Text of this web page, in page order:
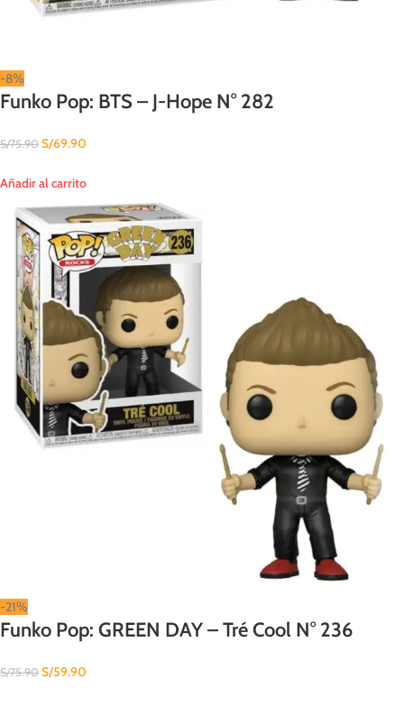
-8%
Funko Pop: BTS – J-Hope N° 282
S/75.90 S/69.90
Añadir al carrito
-21%
Funko Pop: GREEN DAY – Tré Cool N° 236
S/75.90 S/59.90